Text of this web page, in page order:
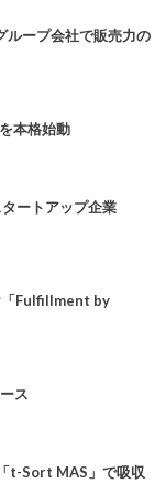
ループ会社で販売力の
本格始動
ートアップ企業
「Fulfillment by
ス
t-Sort MAS」で吸収